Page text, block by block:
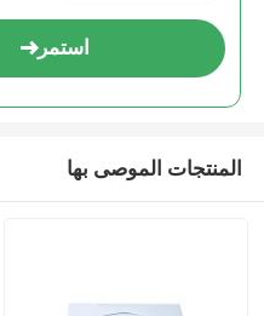
استمر
المنتجات الموصى بها